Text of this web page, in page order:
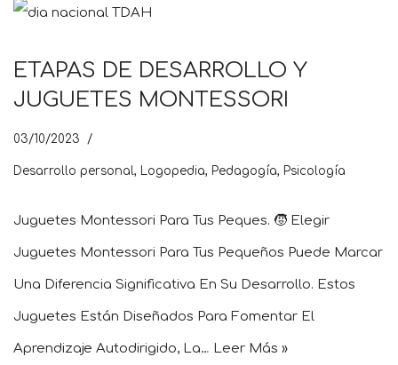
ETAPAS DE DESARROLLO Y
JUGUETES MONTESSORI
03/10/2023
Desarrollo personal, Logopedia, Pedagogía, Psicología
Juguetes Montessori Para Tus Peques. 🧒 Elegir
Juguetes Montessori Para Tus Pequeños Puede Marcar
Una Diferencia Significativa En Su Desarrollo. Estos
Juguetes Están Diseñados Para Fomentar El
Aprendizaje Autodirigido, La… Leer Más »